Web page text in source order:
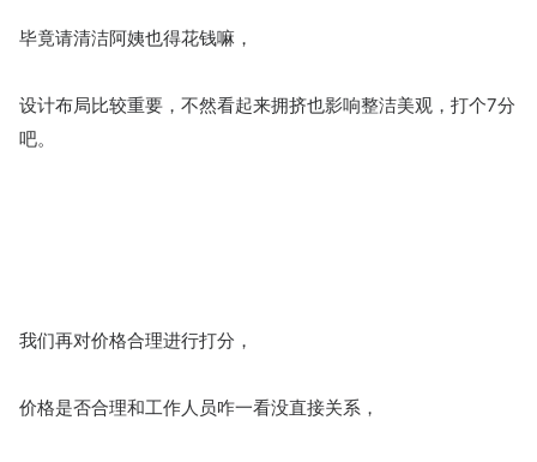
毕竟请清洁阿姨也得花钱嘛，
设计布局比较重要，不然看起来拥挤也影响整洁美观，打个7分
吧。
我们再对价格合理进行打分，
价格是否合理和工作人员咋一看没直接关系，